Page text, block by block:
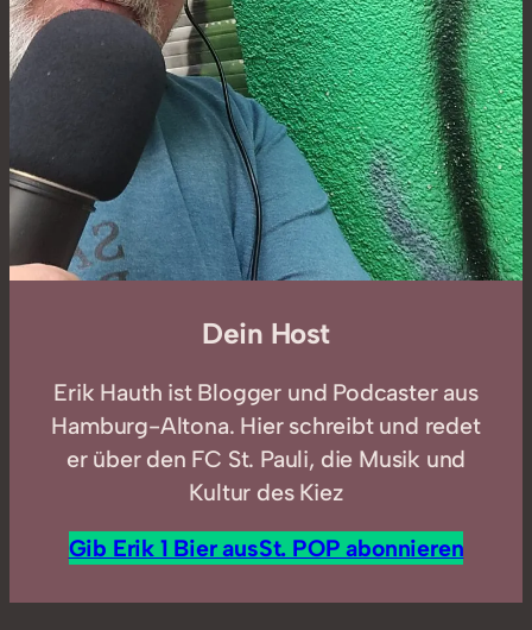
Dein Host
Erik Hauth ist Blogger und Podcaster aus
Hamburg-Altona. Hier schreibt und redet
er über den FC St. Pauli, die Musik und
Kultur des Kiez
Gib Erik 1 Bier ausSt. POP abonnieren